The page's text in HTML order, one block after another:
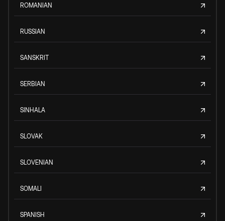
ROMANIAN
RUSSIAN
SANSKRIT
SERBIAN
SINHALA
SLOVAK
SLOVENIAN
SOMALI
SPANISH